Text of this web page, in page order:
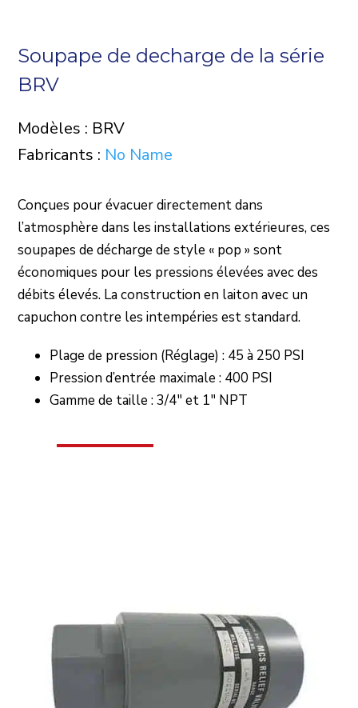
Soupape de decharge de la série
BRV
Modèles : BRV
Fabricants : No Name
Conçues pour évacuer directement dans
l’atmosphère dans les installations extérieures, ces
soupapes de décharge de style « pop » sont
économiques pour les pressions élevées avec des
débits élevés. La construction en laiton avec un
capuchon contre les intempéries est standard.
Plage de pression (Réglage) : 45 à 250 PSI
Pression d’entrée maximale : 400 PSI
Gamme de taille : 3/4″ et 1″ NPT